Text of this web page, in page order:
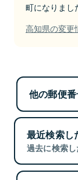
町になりまし
高知県の変更
他の郵便
最近検索し
過去に検索し